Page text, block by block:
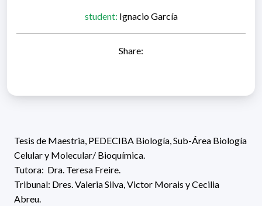
student: Ignacio García
Share:
Tesis de Maestria, PEDECIBA Biología,Sub-Área Biología
Celular y Molecular/ Bioquímica.
Tutora: Dra. Teresa Freire.
Tribunal: Dres.Valeria Silva,Victor Morais y Cecilia
Abreu.